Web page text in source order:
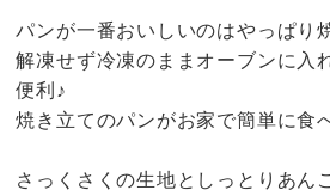
パンが一番おいしいのはやっぱり
解凍せず冷凍のままオーブンに入
便利♪
焼き立てのパンがお家で簡単に食
さっくさくの生地としっとりあん